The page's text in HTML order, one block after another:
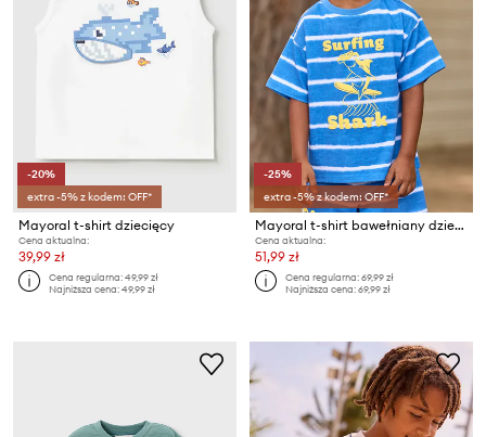
-20%
extra -5% z kodem: OFF*
Mayoral t-shirt dziecięcy
Cena aktualna:
39,99 zł
Cena regularna:49,99 zł
Najniższa cena:49,99 zł
-25%
extra -5% z kodem: OFF*
Mayoral t-shirt bawełniany dziecięcy
Cena aktualna:
51,99 zł
Cena regularna:69,99 zł
Najniższa cena:69,99 zł